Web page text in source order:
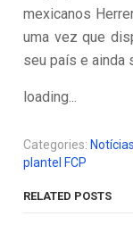
mexicanos
uma vez que
seu país e ainda
loading...
Categories: Notícias
plantel FCP
RELATED POSTS